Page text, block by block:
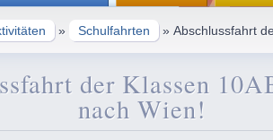
» Schulfahrten » Abschlussfahrt
der Klassen
nach Wien!